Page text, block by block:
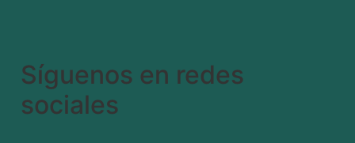
Síguenos en redes
sociales​